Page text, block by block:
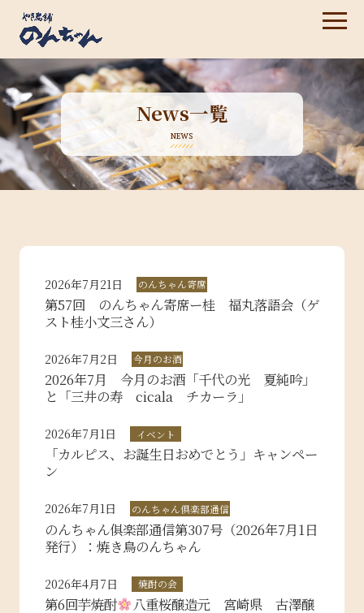
News一覧
NEWS
2026年7月21日 のんちゃん寄席
第57回 のんちゃん寄席ー桂 福丸落語会（ゲ
スト桂小文三さん）
2026年7月2日 今月のお酒
2026年7月 今月のお酒「千代の光 夏純吟」
と「三井の寿 cicala チカーラ」
2026年7月1日 イベント
「カルピス、お誕生日おめでとう」キャンペー
ン
2026年7月1日 のんちゃん倶楽部通信
のんちゃん俱楽部通信第307号（2026年7月1日
発行）：焼き鳥のんちゃん
2026年4月7日 焼酎の会
第6回芋焼酎
八重桜醸造元 宮崎県 古澤醸